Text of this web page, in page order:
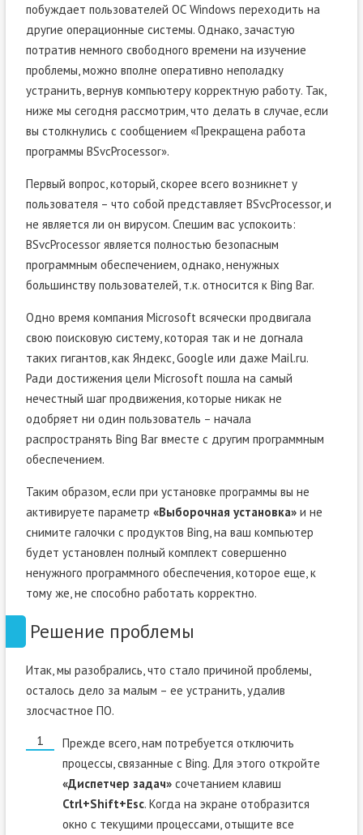
побуждает пользователей ОС Windows переходить на
другие операционные системы. Однако, зачастую
потратив немного свободного времени на изучение
проблемы, можно вполне оперативно неполадку
устранить, вернув компьютеру корректную работу. Так,
ниже мы сегодня рассмотрим, что делать в случае, если
вы столкнулись с сообщением «Прекращена работа
программы BSvcProcessor».
Первый вопрос, который, скорее всего возникнет у
пользователя – что собой представляет BSvcProcessor, и
не является ли он вирусом. Спешим вас успокоить:
BSvcProcessor является полностью безопасным
программным обеспечением, однако, ненужных
большинству пользователей, т.к. относится к Bing Bar.
Одно время компания Microsoft всячески продвигала
свою поисковую систему, которая так и не догнала
таких гигантов, как Яндекс, Google или даже Mail.ru.
Ради достижения цели Microsoft пошла на самый
нечестный шаг продвижения, которые никак не
одобряет ни один пользователь – начала
распространять Bing Bar вместе с другим программным
обеспечением.
Таким образом, если при установке программы вы не
активируете параметр «Выборочная установка»и не
снимите галочки с продуктов Bing, на ваш компьютер
будет установлен полный комплект совершенно
ненужного программного обеспечения, которое еще, к
тому же, не способно работать корректно.
Решение проблемы
Итак, мы разобрались, что стало причиной проблемы,
осталось дело за малым – ее устранить, удалив
злосчастное ПО.
Прежде всего, нам потребуется отключить
процессы, связанные с Bing. Для этого откройте
«Диспетчер задач»сочетанием клавиш
Ctrl+Shift+Esc. Когда на экране отобразится
окно с текущими процессами, отыщите все